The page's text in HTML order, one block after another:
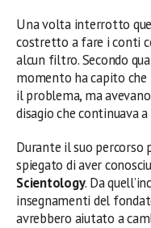
Una volta interrotto
costretto a fare i conti
alcun filtro. Secondo
momento ha capito
il problema, ma
disagio che continuava
Durante il suo percorso
spiegato di aver
Scientology. Da
insegnamenti del
avrebbero aiutato a